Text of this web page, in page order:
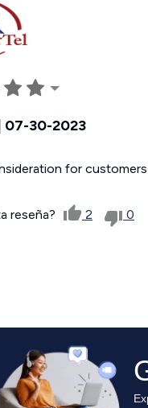
07-30-2023
for customers
reseña? 2 0